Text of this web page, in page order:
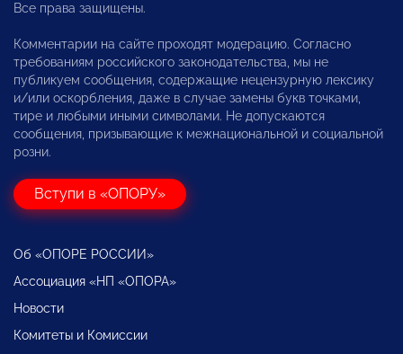
Все права защищены.
Комментарии на сайте проходят модерацию. Согласно
требованиям российского законодательства, мы не
публикуем сообщения, содержащие нецензурную лексику
и/или оскорбления, даже в случае замены букв точками,
тире и любыми иными символами. Не допускаются
сообщения, призывающие к межнациональной и социальной
розни.
Вступи в «ОПОРУ»
Об «ОПОРЕ РОССИИ»
Ассоциация «НП «ОПОРА»
Новости
Комитеты и Комиссии